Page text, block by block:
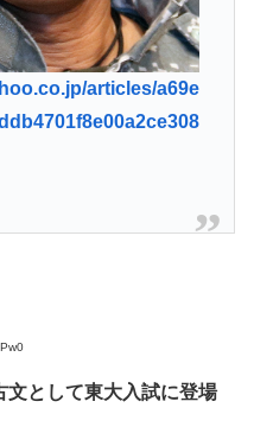
articles/a69e
文として東大入試に登場